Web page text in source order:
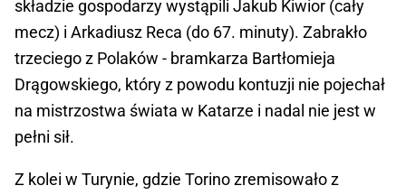
składzie gospodarzy wystąpili Jakub Kiwior (cały
mecz) i Arkadiusz Reca (do 67. minuty). Zabrakło
trzeciego z Polaków - bramkarza Bartłomieja
Drągowskiego, który z powodu kontuzji nie pojechał
na mistrzostwa świata w Katarze i nadal nie jest w
pełni sił.
Z kolei w Turynie, gdzie Torino zremisowało z